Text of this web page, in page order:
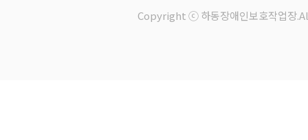
Copyright ⓒ 하동장애인보호작업장